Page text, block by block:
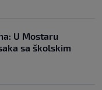
U Mostaru
sa školskim